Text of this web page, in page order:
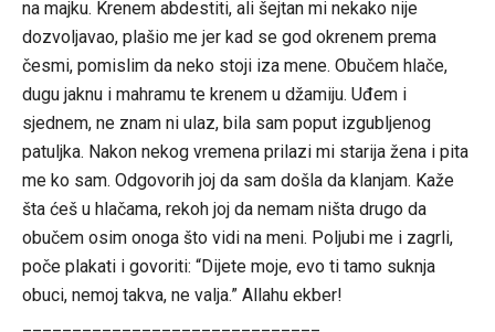
na majku. Krenem abdestiti, ali šejtan mi nekako nije
dozvoljavao, plašio me jer kad se god okrenem prema
česmi, pomislim da neko stoji iza mene. Obučem hlače,
dugu jaknu i mahramu te krenem u džamiju. Uđem i
sjednem, ne znam ni ulaz, bila sam poput izgubljenog
patuljka. Nakon nekog vremena prilazi mi starija žena i pita
me ko sam. Odgovorih joj da sam došla da klanjam. Kaže
šta ćeš u hlačama, rekoh joj da nemam ništa drugo da
obučem osim onoga što vidi na meni. Poljubi me i zagrli,
poče plakati i govoriti: “Dijete moje, evo ti tamo suknja
obuci, nemoj takva, ne valja.” Allahu ekber!